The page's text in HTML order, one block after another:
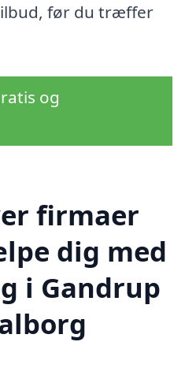
før du træffer
og
firmaer
dig med
i Gandrup